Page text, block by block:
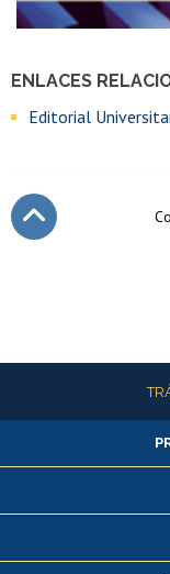
ENLACES
Editorial
Más